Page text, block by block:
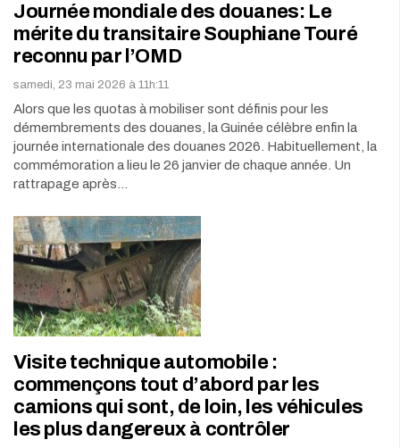
Journée mondiale des douanes: Le
mérite du transitaire Souphiane Touré
reconnu par l’OMD
samedi, 23 mai 2026 à 11h:11
Alors que les quotas à mobiliser sont définis pour les
démembrements des douanes, la Guinée célèbre enfin la
journée internationale des douanes 2026. Habituellement, la
commémoration a lieu le 26 janvier de chaque année. Un
rattrapage après…
Visite technique automobile :
commençons tout d’abord par les
camions qui sont, de loin, les véhicules
les plus dangereux à contrôler